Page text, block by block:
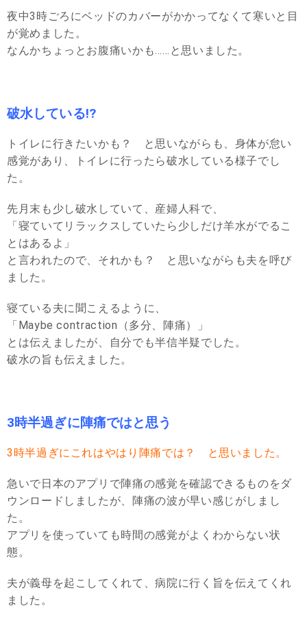
夜中3時ごろにベッドのカバーがかかってなくて寒いと目
が覚めました。
なんかちょっとお腹痛いかも……と思いました。
破水している!?
トイレに行きたいかも？ と思いながらも、身体が怠い
感覚があり、トイレに行ったら破水している様子でし
た。
先月末も少し破水していて、産婦人科で、
「寝ていてリラックスしていたら少しだけ羊水がでるこ
とはあるよ」
と言われたので、それかも？ と思いながらも夫を呼び
ました。
寝ている夫に聞こえるように、
「Maybe contraction（多分、陣痛）」
とは伝えましたが、自分でも半信半疑でした。
破水の旨も伝えました。
3時半過ぎに陣痛ではと思う
3時半過ぎにこれはやはり陣痛では？ と思いました。
急いで日本のアプリで陣痛の感覚を確認できるものをダ
ウンロードしましたが、陣痛の波が早い感じがしまし
た。
アプリを使っていても時間の感覚がよくわからない状
態。
夫が義母を起こしてくれて、病院に行く旨を伝えてくれ
ました。